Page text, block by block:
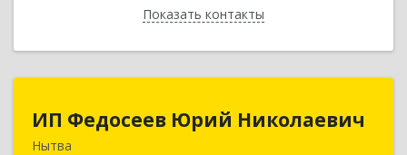
Показать контакты
Назад
ИП Федосеев Юрий Николаевич
Нытва
ИП Федосеев Юрий Николаевич